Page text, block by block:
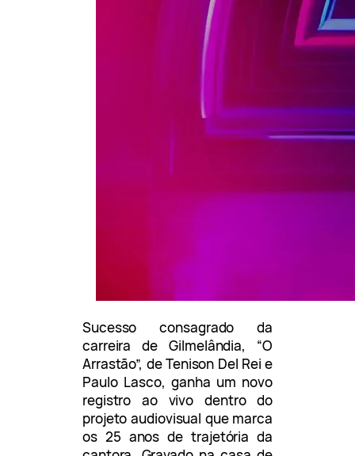
Sucesso consagrado da
carreira de Gilmelândia, “O
Arrastão”, de Tenison Del Rei e
Paulo Lasco, ganha um novo
registro ao vivo dentro do
projeto audiovisual que marca
os 25 anos de trajetória da